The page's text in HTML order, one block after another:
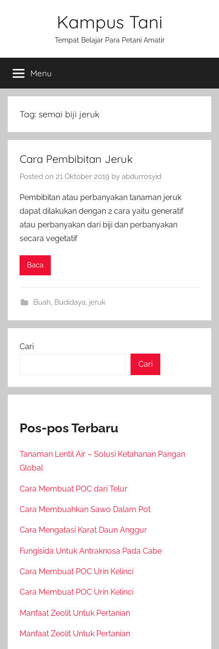
Kampus Tani
Tempat Belajar Para Petani Amatir
Menu
Tag: semai biji jeruk
Cara Pembibitan Jeruk
Posted on 21 Oktober 2019 by abdurrosyid
Pembibitan atau perbanyakan tanaman jeruk
dapat dilakukan dengan 2 cara yaitu generatif
atau perbanyakan dari biji dan perbanyakan
secara vegetatif
Baca
Buah Budidaya jeruk
Cari
Cari
Pos-pos Terbaru
Tanaman Lentil Air – Solusi Ketahanan Pangan
Global
Cara Membuat POC dari Telur
Cara Membuahkan Sawo Dalam Pot
Cara Mengatasi Karat Daun Anggur
Fungisida Untuk Antraknosa Pada Cabe
Cara Membuat POC Urin Kelinci
Cara Membuat POC Urin Kelinci
Manfaat Zeolit Untuk Pertanian
Manfaat Zeolit Untuk Pertanian